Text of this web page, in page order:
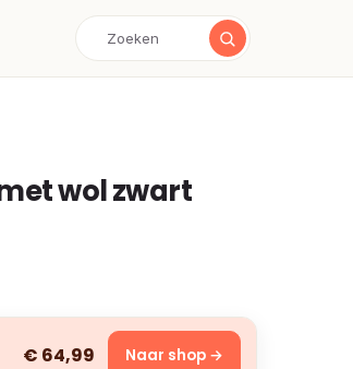
wol zwart
€ 64,99 Naar shop →